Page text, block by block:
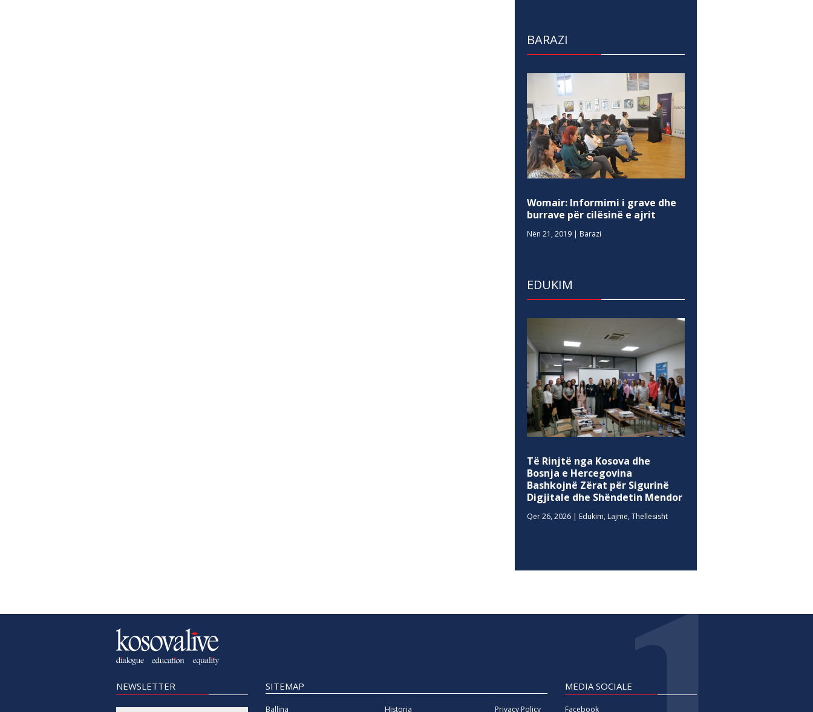
BARAZI
Womair: Informimi i grave dhe
burrave për cilësinë e ajrit
Nën 21, 2019 | Barazi
EDUKIM
Të Rinjtë nga Kosova dhe
Bosnja e Hercegovina
Bashkojnë Zërat për Sigurinë
Digjitale dhe Shëndetin Mendor
Qer 26, 2026 | Edukim, Lajme,Thellesisht
NEWSLETTER SITEMAP
Ballina Historia Privacy Policy
MEDIA SOCIALE
Facebook